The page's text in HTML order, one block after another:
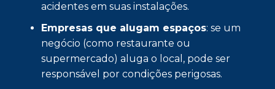
acidentes em suas instalações.
Empresas que alugam espaços: se um
negócio (como restaurante ou
supermercado) aluga o local, pode ser
responsável por condições perigosas.